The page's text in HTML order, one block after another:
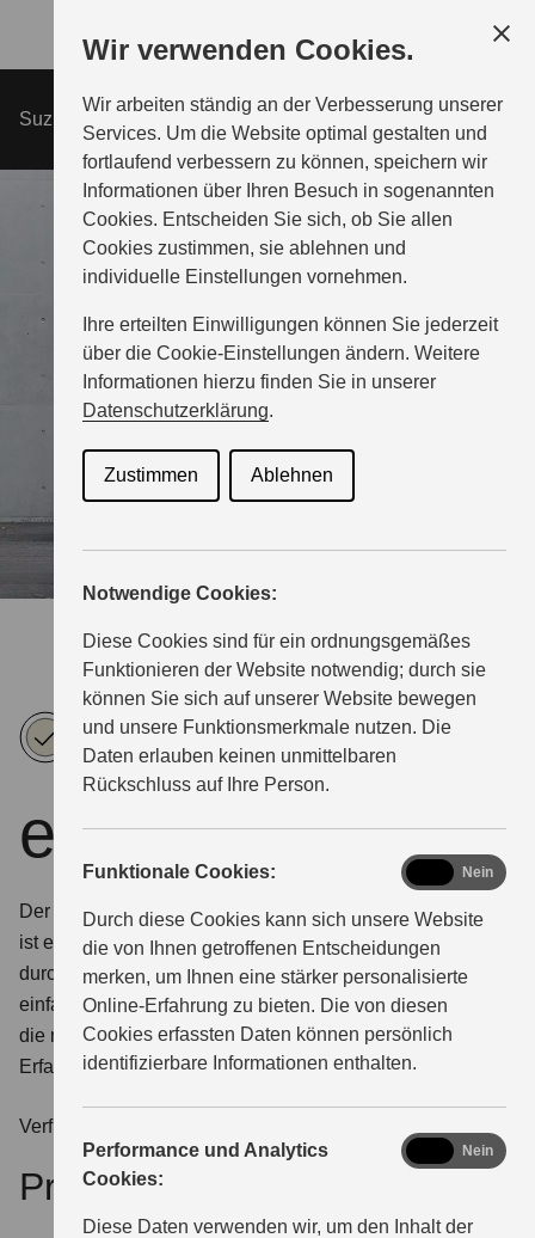
Wir verwenden Cookies.
Wir arbeiten ständig an der Verbesserung unserer
Services. Um die Website optimal gestalten und
fortlaufend verbessern zu können, speichern wir
Informationen über Ihren Besuch in sogenannten
Cookies. Entscheiden Sie sich, ob Sie allen
Cookies zustimmen, sie ablehnen und
individuelle Einstellungen vornehmen.
Ihre erteilten Einwilligungen können Sie jederzeit
über die Cookie-Einstellungen ändern. Weitere
Informationen hierzu finden Sie in unserer
Datenschutzerklärung.
Zustimmen Ablehnen
Notwendige Cookies:
Diese Cookies sind für ein ordnungsgemäßes
Funktionieren der Website notwendig; durch sie
können Sie sich auf unserer Website bewegen
und unsere Funktionsmerkmale nutzen. Die
Daten erlauben keinen unmittelbaren
Rückschluss auf Ihre Person.
Funktionale Cookies:
Durch diese Cookies kann sich unsere Website
die von Ihnen getroffenen Entscheidungen
merken, um Ihnen eine stärker personalisierte
Online-Erfahrung zu bieten. Die von diesen
Cookies erfassten Daten können persönlich
identifizierbare Informationen enthalten.
functional
Nein
Performance und Analytics
Cookies:
Diese Daten verwenden wir, um den Inhalt der
analyticsNein
Hauptinhalt
MODELLE
PROBEFAHRT
BERATUNG & KAUF
INFORMATIONEN
SERVICE & ZUBEHÖR
MAGAZIN
Suzuki e-Address ÜBERSICHT
e-Address
Der erste vollelektrisch angetriebene Scooter von Suzuki
ist eine echte Alternative. Eine, die es dir leicht macht:
durch langlebige Akku-Technologie, leichtes Handling,
einfaches Laden und eine Reichweite, die größer ist als
die meisten Großstädte. Lust auf die „Zero Emission“-
Erfahrung?
Verfügbarkeit wird noch bekanntgegeben
Pearl
Grace
White/Metallic
Gray
Pearl
Jade
Green/Metallic
Gray
Metallic
Mat
Black
Mat
Bordeaux
Red
Preis noch nicht bekannt